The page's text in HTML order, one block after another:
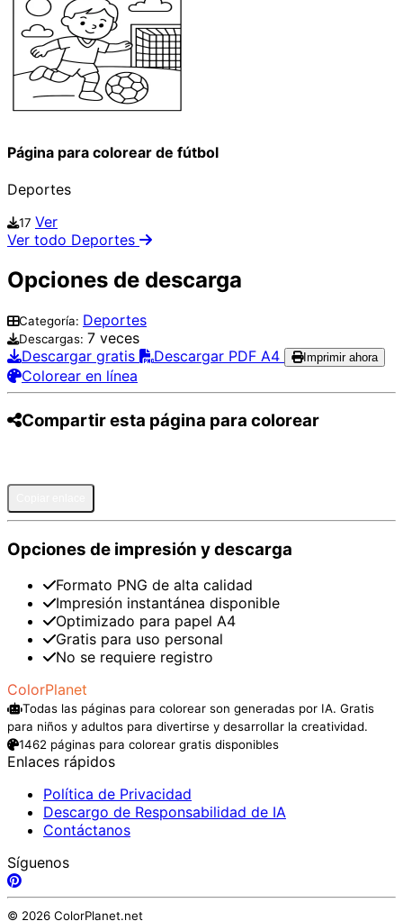
Página para colorear de fútbol
Deportes
17 Ver
Ver todo Deportes
Opciones de descarga
Categoría: Deportes
Descargas: 7 veces
Descargar gratis
Descargar PDF A4 Imprimir ahora
Colorear en línea
Compartir esta página para colorear
Opciones de impresión y descarga
Formato PNG de alta calidad
Impresión instantánea disponible
Optimizado para papel A4
Gratis para uso personal
No se requiere registro
ColorPlanet
Todas las páginas para colorear son generadas por IA. Gratis
para niños y adultos para divertirse y desarrollar la creatividad.
1462 páginas para colorear gratis disponibles
Enlaces rápidos
Política de Privacidad
Descargo de Responsabilidad de IA
Contáctanos
Síguenos
© 2026 ColorPlanet.net